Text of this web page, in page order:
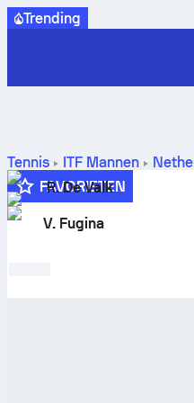
Trending
Tennis ITF Mannen
FAVORIETEN
5
R. De Valk
V. Fugina